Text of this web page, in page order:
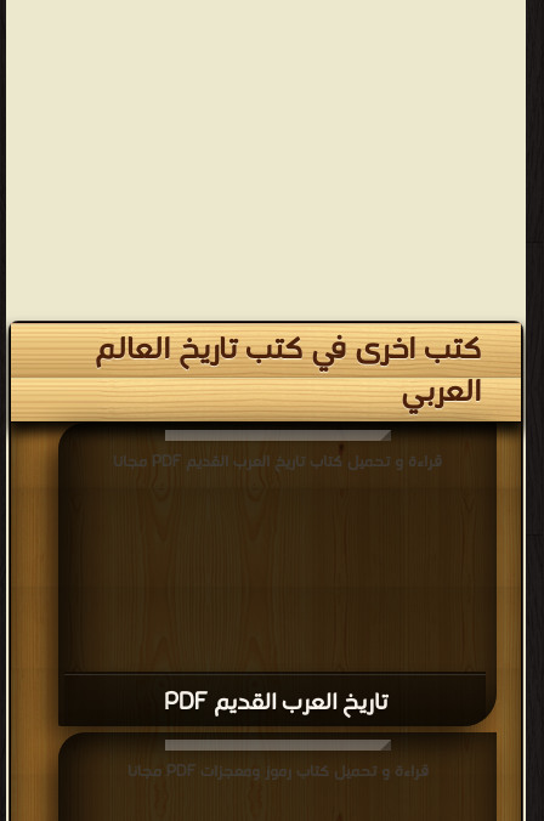
كتب اخرى في كتب تاريخ العالم
العربي
تاريخ العرب القديم PDF
قراءة و تحميل كتاب تاريخ العرب القديم PDF مجانا
قراءة و تحميل كتاب رموز ومعجزات PDF مجانا